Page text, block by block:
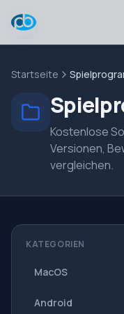
Startseite
Kostenlose
Versionen,
vergleichen.
KATEGORIEN
MacOS
Android